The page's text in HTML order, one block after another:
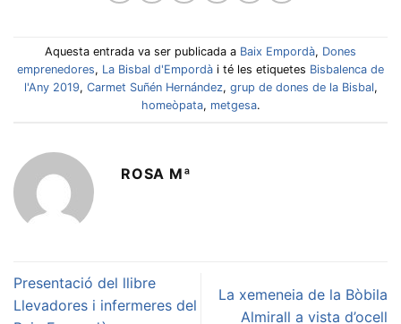
Aquesta entrada va ser publicada a Baix Empordà, Dones
emprenedores, La Bisbal d'Empordà i té les etiquetes Bisbalenca de
l'Any 2019, Carmet Suñén Hernández, grup de dones de la Bisbal,
homeòpata, metgesa.
ROSA Mª
Presentació del llibre
Llevadores i infermeres del
La xemeneia de la Bòbila
Almirall a vista d’ocell